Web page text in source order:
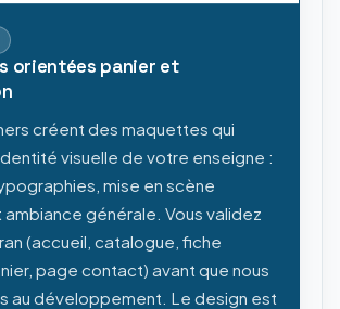
orientées panier et
créent des maquettes qui
visuelle de votre enseigne :
mise en scène
générale. Vous validez
(accueil, catalogue, fiche
page contact) avant que nous
au développement. Le design est